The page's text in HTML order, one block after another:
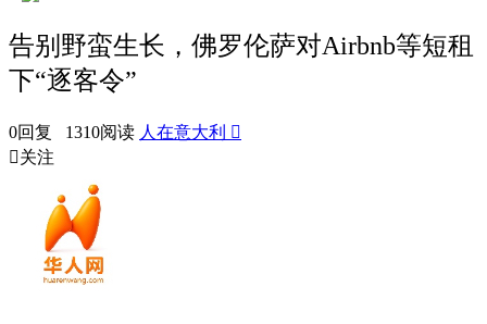
告别野蛮生长，佛罗伦萨对Airbnb等短租
下“逐客令”
0回复 1310阅读 人在意大利 
关注